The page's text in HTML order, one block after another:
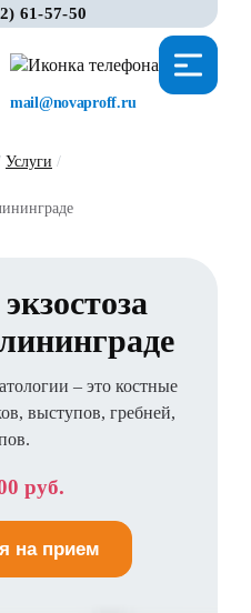
61-57-50
mail@novaproff.ru
Услуги /
– это костные
выступов, гребней,
руб.
на прием